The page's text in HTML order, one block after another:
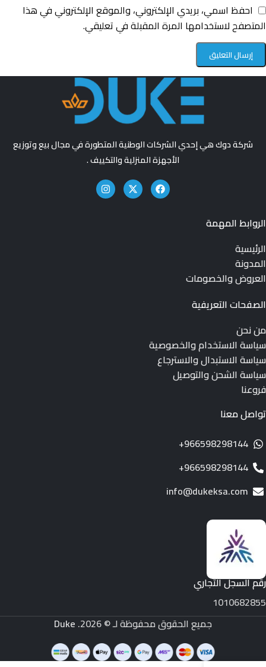
احفظ اسمي، بريدي الإلكتروني، والموقع الإلكتروني في هذا
المتصفح لاستخدامها المرة المقبلة في تعليقي.
شركة دوك هي إحدي الشركات الوطنية المتطورة في مجال بيع وتوزيع
الأجهزة المنزلية والتكييف .
الروابط المهمة
الرئيسية
المدونة
العروض والخصومات
الصفحات التعريفية
من نحن
سياسة الاستخدام والخصوصية
سياسة الاستبدال والاسترجاع
سياسة الشحن والتوصيل
فروعنا
تواصل معنا
966598298144+
966598298144+
info@dukeksa.com
رقم السجل التجاري
1010682855
جميع الحقوق محفوظة لـ © 2026.
Duke